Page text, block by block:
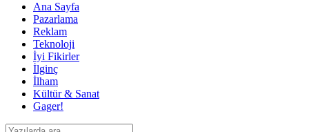
Ana Sayfa
Pazarlama
Reklam
Teknoloji
İyi Fikirler
İlginç
İlham
Kültür & Sanat
Gager!